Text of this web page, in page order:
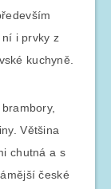
i prvky z
kuchyně.
Většina
chutná a s
české